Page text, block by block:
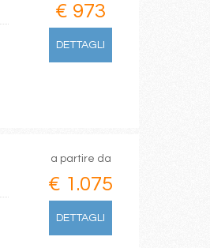
€ 973
DETTAGLI
a partire da
€ 1.075
DETTAGLI